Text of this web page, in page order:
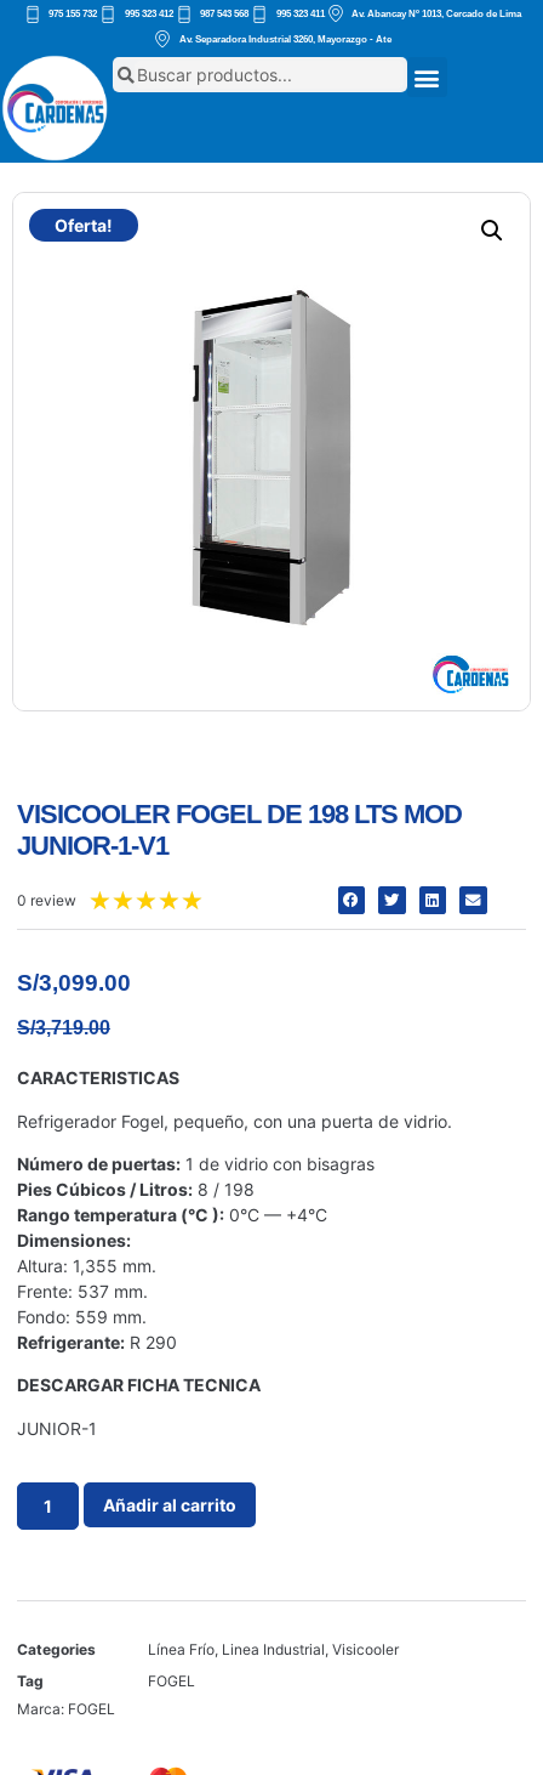
975 155 732 995 323 412 987 543 568 995 323 411 Av. Abancay Nº 1013, Cercado de Lima
Av. Separadora Industrial 3260, Mayorazgo - Ate
Oferta!
VISICOOLER FOGEL DE 198 LTS MOD
JUNIOR-1-V1
0 review ★★★★★
S/3,099.00
S/3,719.00
CARACTERISTICAS
Refrigerador Fogel, pequeño, con una puerta de vidrio.
Número de puertas: 1 de vidrio con bisagras
Pies Cúbicos / Litros: 8 / 198
Rango temperatura (°C ): 0°C ­— +4°C
Dimensiones:
Altura: 1,355 mm.
Frente: 537 mm.
Fondo: 559 mm.
Refrigerante: R 290
DESCARGAR FICHA TECNICA
JUNIOR-1
Añadir al carrito
Categories Línea Frío, Linea Industrial, Visicooler
Tag
FOGEL
Marca: FOGEL